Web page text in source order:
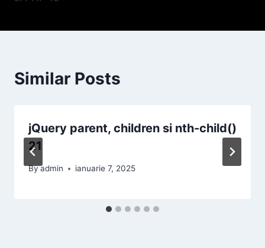
Similar Posts
jQuery parent, children si nth-child()
21
Byadmin ianuarie 7, 2025